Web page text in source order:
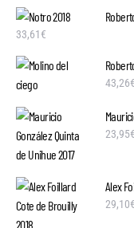
33,61€
43,26€
23,95€
Alex
29,10€